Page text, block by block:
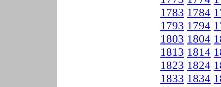
1783 1784
1793 1794
1803 1804
1813 1814
1823 1824
1833 1834